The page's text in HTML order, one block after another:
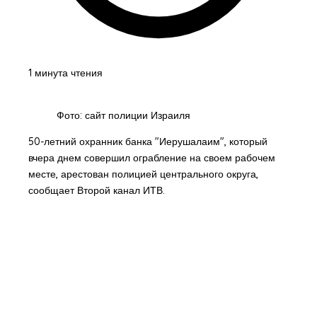
1 минута чтения
Фото: сайт полиции Израиля
50-летний охранник банка "Иерушалаим", который
вчера днем совершил ограбление на своем рабочем
месте, арестован полицией центрального округа,
сообщает Второй канал ИТВ.